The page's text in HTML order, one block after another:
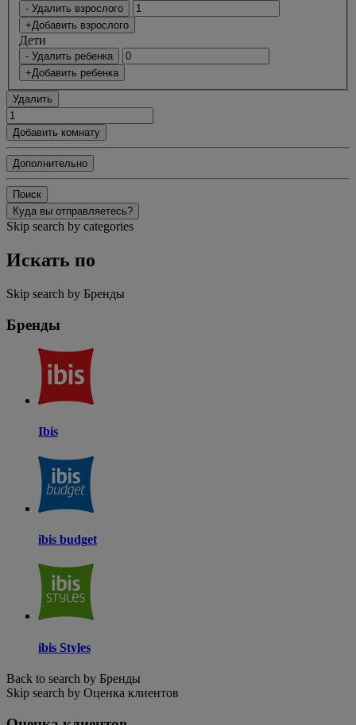
- Удалить взрослого
+Добавить взрослого
Дети
- Удалить ребенка
+Добавить ребенка
Удалить
Добавить комнату
Дополнительно
Поиск
Куда вы отправляетесь?
Skip search by categories
Искать по
Skip search by Бренды
Бренды
Ibis
ibis budget
ibis Styles
Back to search by Бренды
Skip search by Оценка клиентов